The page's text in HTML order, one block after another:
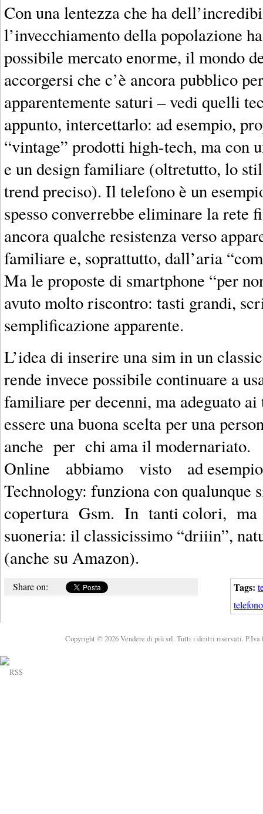
Con una lentezza che ha
l’invecchiamento della popolazione
possibile mercato enorme, il mondo
accorgersi che c’è ancora pubblico
apparentemente saturi – vedi quelli
appunto, intercettarlo: ad esempio,
“vintage” prodotti high-tech, ma con
e un design familiare (oltretutto, lo
trend preciso). Il telefono è un
spesso converrebbe eliminare la rete
ancora qualche resistenza verso
familiare e, soprattutto, dall’aria
Ma le proposte di smartphone “per
avuto molto riscontro: tasti grandi,
semplificazione apparente.
L’idea di inserire una sim in un
rende invece possibile continuare a
familiare per decenni, ma adeguato
essere una buona scelta per una
anche per chi ama il modernariato.
Online abbiamo visto ad esempio
Technology: funziona con qualunque
copertura Gsm. In tanti colori,
suoneria: il classicissimo “driiin”,
(anche su Amazon).
Tags:
telefono
Share on:
Copyright © 2026 Vendere di più srl. Tutti i diritti riservati. P.Iva